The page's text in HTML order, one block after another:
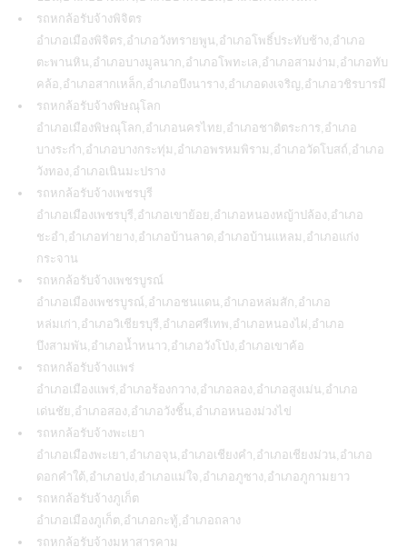
รถหกล้อรับจ้างพิจิตร
อำเภอเมืองพิจิตร,อำเภอวังทรายพูน,อำเภอโพธิ์ประทับช้าง,อำเภอ
ตะพานหิน,อำเภอบางมูลนาก,อำเภอโพทะเล,อำเภอสามง่าม,อำเภอทับ
คล้อ,อำเภอสากเหล็ก,อำเภอบึงนาราง,อำเภอดงเจริญ,อำเภอวชิรบารมี
รถหกล้อรับจ้างพิษณุโลก
อำเภอเมืองพิษณุโลก,อำเภอนครไทย,อำเภอชาติตระการ,อำเภอ
บางระกำ,อำเภอบางกระทุ่ม,อำเภอพรหมพิราม,อำเภอวัดโบสถ์,อำเภอ
วังทอง,อำเภอเนินมะปราง
รถหกล้อรับจ้างเพชรบุรี
อำเภอเมืองเพชรบุรี,อำเภอเขาย้อย,อำเภอหนองหญ้าปล้อง,อำเภอ
ชะอำ,อำเภอท่ายาง,อำเภอบ้านลาด,อำเภอบ้านแหลม,อำเภอแก่ง
กระจาน
รถหกล้อรับจ้างเพชรบูรณ์
อำเภอเมืองเพชรบูรณ์,อำเภอชนแดน,อำเภอหล่มสัก,อำเภอ
หล่มเก่า,อำเภอวิเชียรบุรี,อำเภอศรีเทพ,อำเภอหนองไผ่,อำเภอ
บึงสามพัน,อำเภอน้ำหนาว,อำเภอวังโป่ง,อำเภอเขาค้อ
รถหกล้อรับจ้างแพร่
อำเภอเมืองแพร่,อำเภอร้องกวาง,อำเภอลอง,อำเภอสูงเม่น,อำเภอ
เด่นชัย,อำเภอสอง,อำเภอวังชิ้น,อำเภอหนองม่วงไข่
รถหกล้อรับจ้างพะเยา
อำเภอเมืองพะเยา,อำเภอจุน,อำเภอเชียงคำ,อำเภอเชียงม่วน,อำเภอ
ดอกคำใต้,อำเภอปง,อำเภอแม่ใจ,อำเภอภูซาง,อำเภอภูกามยาว
รถหกล้อรับจ้างภูเก็ต
อำเภอเมืองภูเก็ต,อำเภอกะทู้,อำเภอถลาง
รถหกล้อรับจ้างมหาสารคาม